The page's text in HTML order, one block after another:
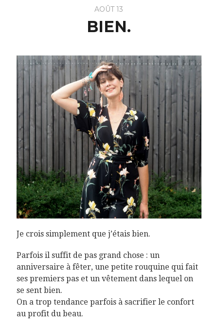
AOÛT 13
BIEN.
Je crois simplement que j’étais bien.
Parfois il suffit de pas grand chose : un
anniversaire à fêter, une petite rouquine qui fait
ses premiers pas et un vêtement dans lequel on
se sent bien.
On a trop tendance parfois à sacrifier le confort
au profit du beau.